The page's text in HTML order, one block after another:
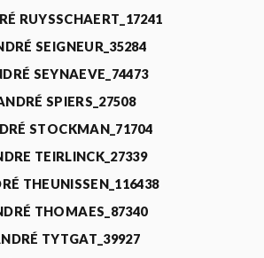
RUYSSCHAERT_17241
SEIGNEUR_35284
SEYNAEVE_74473
SPIERS_27508
STOCKMAN_71704
TEIRLINCK_27339
THEUNISSEN_116438
THOMAES_87340
TYTGAT_39927